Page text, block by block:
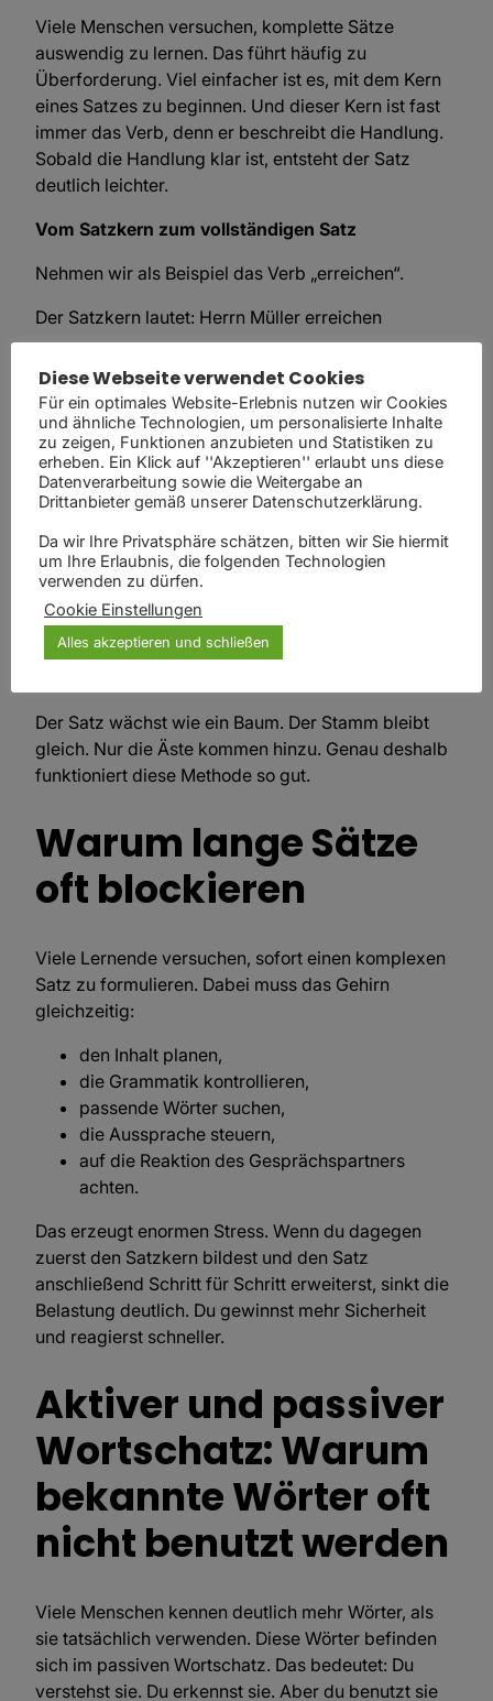
Viele Menschen versuchen, komplette Sätze
auswendig zu lernen. Das führt häufig zu
Überforderung. Viel einfacher ist es, mit dem Kern
eines Satzes zu beginnen. Und dieser Kern ist fast
immer das Verb, denn er beschreibt die Handlung.
Sobald die Handlung klar ist, entsteht der Satz
deutlich leichter.
Vom Satzkern zum vollständigen Satz
Nehmen wir als Beispiel das Verb „erreichen“.
Der Satzkern lautet: Herrn Müller erreichen
„Hast du Herrn Müller erreicht?“
Jetzt erweitern wir den Satz Schritt für Schritt:
Hast du Herrn Müller erreicht?
Hast du Herrn Müller heute telefonisch
erreicht?
Hast du Herrn Müller heute Morgen telefonisch
erreicht?
Hast du Herrn Müller heute Morgen telefonisch
Der Satz wächst wie ein Baum. Der Stamm bleibt
gleich. Nur die Äste kommen hinzu. Genau deshalb
funktioniert diese Methode so gut.
Warum lange Sätze
oft blockieren
Viele Lernende versuchen, sofort einen komplexen
Satz zu formulieren. Dabei muss das Gehirn
gleichzeitig:
den Inhalt planen,
die Grammatik kontrollieren,
passende Wörter suchen,
die Aussprache steuern,
auf die Reaktion des Gesprächspartners
achten.
Das erzeugt enormen Stress. Wenn du dagegen
zuerst den Satzkern bildest und den Satz
anschließend Schritt für Schritt erweiterst, sinkt die
Belastung deutlich. Du gewinnst mehr Sicherheit
und reagierst schneller.
Aktiver und passiver
Wortschatz: Warum
bekannte Wörter oft
nicht benutzt werden
Viele Menschen kennen deutlich mehr Wörter, als
sie tatsächlich verwenden. Diese Wörter befinden
sich im passiven Wortschatz. Das bedeutet: Du
verstehst sie. Du erkennst sie. Aber du benutzt sie
Diese Webseite verwendet Cookies
Für ein optimales Website-Erlebnis nutzen wir Cookies
und ähnliche Technologien, um personalisierte Inhalte
zu zeigen, Funktionen anzubieten und Statistiken zu
erheben. Ein Klick auf ''Akzeptieren'' erlaubt uns diese
Datenverarbeitung sowie die Weitergabe an
Drittanbieter gemäß unserer Datenschutzerklärung.
Da wir Ihre Privatsphäre schätzen, bitten wir Sie hiermit
um Ihre Erlaubnis, die folgenden Technologien
verwenden zu dürfen.
Cookie Einstellungen
Alles akzeptieren und schließen